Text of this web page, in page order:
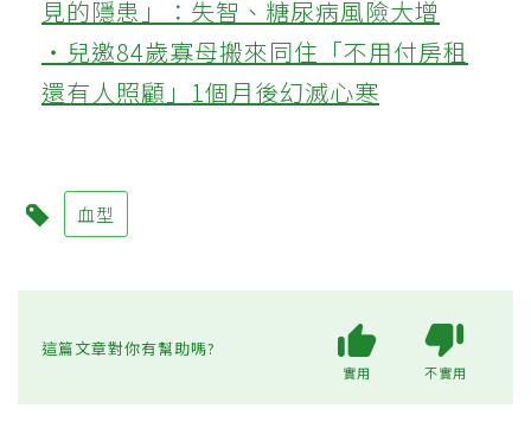
見的隱患」：失智、糖尿病風險大增
‧兒邀84歲寡母搬來同住「不用付房租
還有人照顧」1個月後幻滅心寒
血型
這篇文章對你有幫助嗎?
實用 不實用